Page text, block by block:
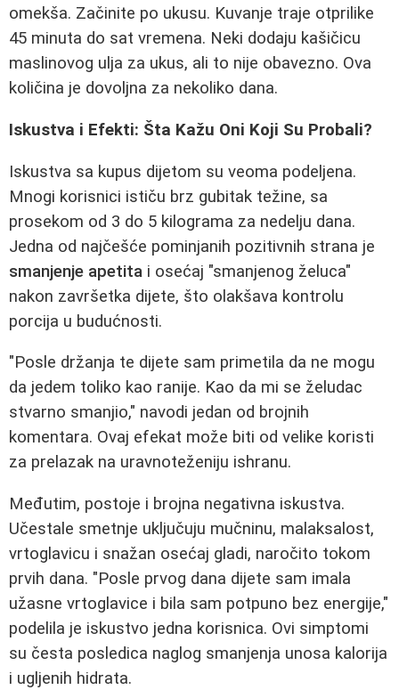
omekša. Začinite po ukusu. Kuvanje traje otprilike
45 minuta do sat vremena. Neki dodaju kašičicu
maslinovog ulja za ukus, ali to nije obavezno. Ova
količina je dovoljna za nekoliko dana.
Iskustva i Efekti: Šta Kažu Oni Koji Su Probali?
Iskustva sa kupus dijetom su veoma podeljena.
Mnogi korisnici ističu brz gubitak težine, sa
prosekom od 3 do 5 kilograma za nedelju dana.
Jedna od najčešće pominjanih pozitivnih strana je
smanjenje apetita i osećaj "smanjenog želuca"
nakon završetka dijete, što olakšava kontrolu
porcija u budućnosti.
"Posle držanja te dijete sam primetila da ne mogu
da jedem toliko kao ranije. Kao da mi se želudac
stvarno smanjio," navodi jedan od brojnih
komentara. Ovaj efekat može biti od velike koristi
za prelazak na uravnoteženiju ishranu.
Međutim, postoje i brojna negativna iskustva.
Učestale smetnje uključuju mučninu, malaksalost,
vrtoglavicu i snažan osećaj gladi, naročito tokom
prvih dana. "Posle prvog dana dijete sam imala
užasne vrtoglavice i bila sam potpuno bez energije,"
podelila je iskustvo jedna korisnica. Ovi simptomi
su česta posledica naglog smanjenja unosa kalorija
i ugljenih hidrata.